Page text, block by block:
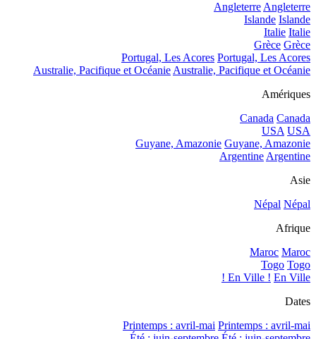
AngleterreAngleterre
Islande Islande
Italie Italie
Grèce Grèce
Portugal, Les Acores Portugal, Les Acores
Australie, Pacifique et OcéanieAustralie, Pacifique et Océanie
Amériques
Canada Canada
USA USA
Guyane, Amazonie Guyane, Amazonie
ArgentineArgentine
Asie
Népal Népal
Afrique
Maroc Maroc
Togo Togo
En Ville ! En Ville !
Dates
Printemps : avril-mai Printemps : avril-mai